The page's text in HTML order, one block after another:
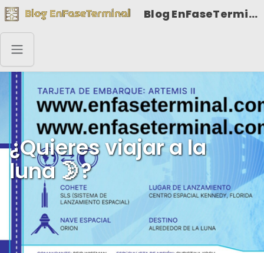
Blog EnFaseTerminal
¿Quieres viajar a la
luna 🌛?